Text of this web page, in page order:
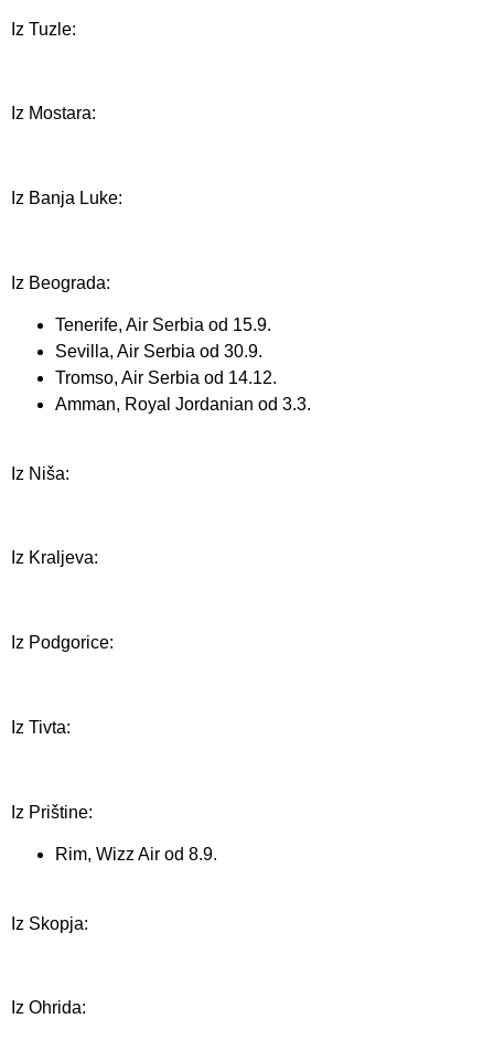
Iz Tuzle:
Iz Mostara:
Iz Banja Luke:
Iz Beograda:
Tenerife, Air Serbia od 15.9.
Sevilla, Air Serbia od 30.9.
Tromso, Air Serbia od 14.12.
Amman, Royal Jordanian od 3.3.
Iz Niša:
Iz Kraljeva:
Iz Podgorice:
Iz Tivta:
Iz Prištine:
Rim, Wizz Air od 8.9.
Iz Skopja:
Iz Ohrida: